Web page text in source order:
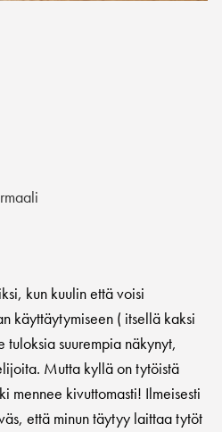
kun kuulin että voisi
käyttäytymiseen ( itsellä kaksi
suurempia näkynyt,
Mutta kyllä on tytöistä
mennee kivuttomasti! Ilmeisesti
että minun täytyy laittaa tytöt